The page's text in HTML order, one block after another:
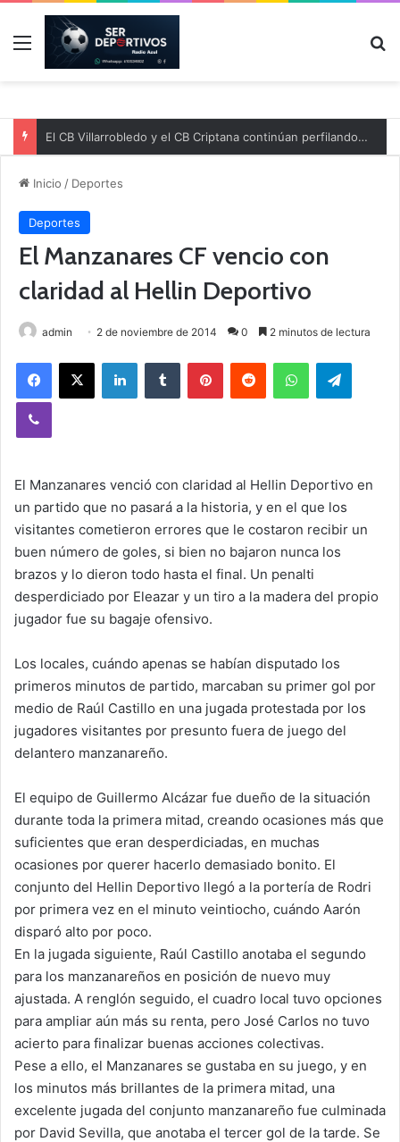
Menú
El CB Villarrobledo y el CB Criptana continúan perfilando sus plantillas
Inicio / Deportes
Deportes
El Manzanares CF vencio con
claridad al Hellin Deportivo
admin 2 de noviembre de 2014 0 2 minutos de lectura
El Manzanares venció con claridad al Hellin Deportivo en
un partido que no pasará a la historia, y en el que los
visitantes cometieron errores que le costaron recibir un
buen número de goles, si bien no bajaron nunca los
brazos y lo dieron todo hasta el final. Un penalti
desperdiciado por Eleazar y un tiro a la madera del propio
jugador fue su bagaje ofensivo.
Los locales, cuándo apenas se habían disputado los
primeros minutos de partido, marcaban su primer gol por
medio de Raúl Castillo en una jugada protestada por los
jugadores visitantes por presunto fuera de juego del
delantero manzanareño.
El equipo de Guillermo Alcázar fue dueño de la situación
durante toda la primera mitad, creando ocasiones más que
suficientes que eran desperdiciadas, en muchas
ocasiones por querer hacerlo demasiado bonito. El
conjunto del Hellin Deportivo llegó a la portería de Rodri
por primera vez en el minuto veintiocho, cuándo Aarón
disparó alto por poco.
En la jugada siguiente, Raúl Castillo anotaba el segundo
para los manzanareños en posición de nuevo muy
ajustada. A renglón seguido, el cuadro local tuvo opciones
para ampliar aún más su renta, pero José Carlos no tuvo
acierto para finalizar buenas acciones colectivas.
Pese a ello, el Manzanares se gustaba en su juego, y en
los minutos más brillantes de la primera mitad, una
excelente jugada del conjunto manzanareño fue culminada
por David Sevilla, que anotaba el tercer gol de la tarde. Se